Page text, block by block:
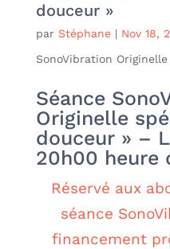
douceur »
par Stéphane| Nov 18,
SonoVibration Originelle
Séance
Originelle
douceur » –
20h00 heure
Réservé aux
séance
financement